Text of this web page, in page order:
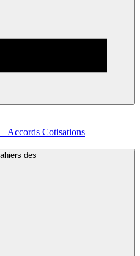
Accords Cotisations
des